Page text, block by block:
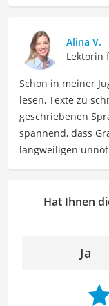
beschäftige ich
und
meinen Beiträgen
Freizeitgestaltung
Der Bariton-
besonders
Ukulelespieler.
Alina V.
Lektorin
Schon in meiner
lesen, Texte zu
geschriebenen
spannend, dass
langweiligen
geschriebenen
einfließen zu
ich unser
meinen
mich täglich mit
Hat Ihnen
Ja